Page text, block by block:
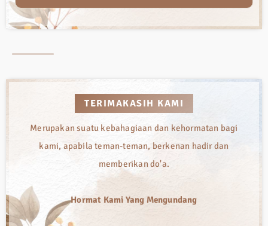
TERIMAKASIH KAMI
Merupakan suatu kebahagiaan dan kehormatan bagi
kami, apabila teman-teman, berkenan hadir dan
memberikan do'a.
Hormat Kami Yang Mengundang